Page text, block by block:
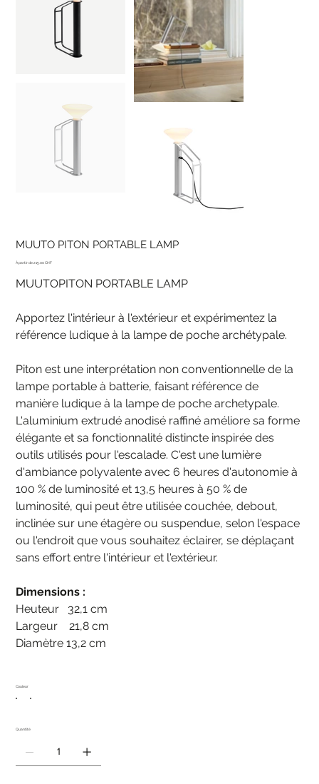
MUUTO PITON PORTABLE LAMP
Prix 215.00 CHF
MUUTOPITON PORTABLE LAMP
Apportez l'intérieur à l'extérieur et expérimentez la
référence ludique à la lampe de poche archétypale.
Piton est une interprétation non conventionnelle de la
lampe portable à batterie, faisant référence de
manière ludique à la lampe de poche archetypale.
L'aluminium extrudé anodisé raffiné améliore sa forme
élégante et sa fonctionnalité distincte inspirée des
outils utilisés pour l'escalade. C'est une lumière
d'ambiance polyvalente avec 6 heures d'autonomie à
100 % de luminosité et 13,5 heures à 50 % de
luminosité, qui peut être utilisée couchée, debout,
inclinée sur une étagère ou suspendue, selon l'espace
ou l'endroit que vous souhaitez éclairer, se déplaçant
sans effort entre l'intérieur et l'extérieur.
Dimensions :
Heuteur 32,1 cm
Largeur 21,8 cm
Diamètre 13,2 cm
Couleur
Quantité